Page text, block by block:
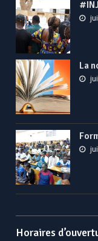
La
Horaires